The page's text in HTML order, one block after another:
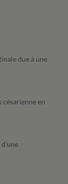
due à une
en
d'une